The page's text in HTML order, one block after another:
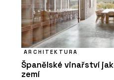
ARCHITEKTURA
Španělské vinařství
zemí